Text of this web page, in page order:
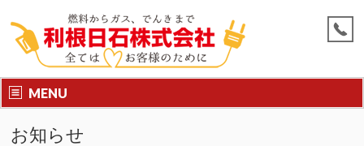
MENU
お知らせ